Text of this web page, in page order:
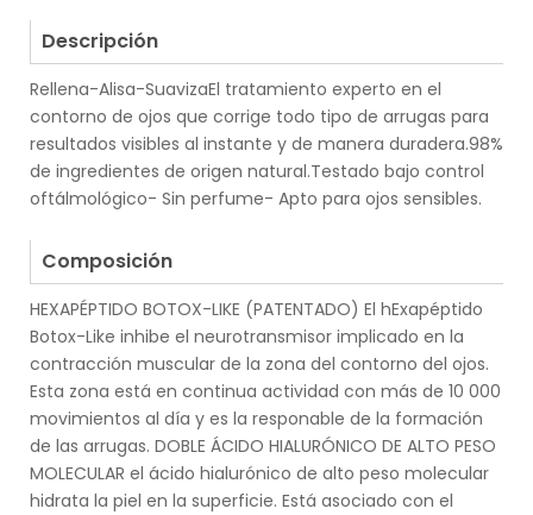
Descripción
Rellena-Alisa-SuavizaEl tratamiento experto en el
contorno de ojos que corrige todo tipo de arrugas para
resultados visibles al instante y de manera duradera.98%
de ingredientes de origen natural.Testado bajo control
oftálmológico- Sin perfume- Apto para ojos sensibles.
Composición
HEXAPÉPTIDO BOTOX-LIKE (PATENTADO) El hExapéptido
Botox-Like inhibe el neurotransmisor implicado en la
contracción muscular de la zona del contorno del ojos.
Esta zona está en continua actividad con más de 10 000
movimientos al día y es la responable de la formación
de las arrugas. DOBLE ÁCIDO HIALURÓNICO DE ALTO PESO
MOLECULAR el ácido hialurónico de alto peso molecular
hidrata la piel en la superficie. Está asociado con el